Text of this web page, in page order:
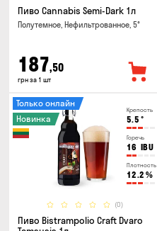
Пиво Cannabis Semi-Dark 1л
Полутемное, Нефильтрованное, 5°
187,50
грн за 1 шт
Крепость
5.5 °
Горечь
16 IBU
Плотность
12.2 %
(0)
Только онлайн
Новинка
Пиво Bistrampolio Craft Dvaro